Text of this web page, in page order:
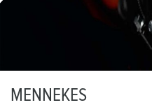
M ENNEKES